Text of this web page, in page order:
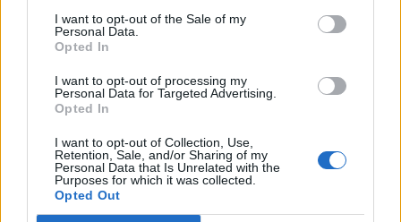
I want to opt-out of the Sale of my
Personal Data.
Opted In
I want to opt-out of processing my
Personal Data for Targeted Advertising.
Opted In
I want to opt-out of Collection, Use,
Retention, Sale, and/or Sharing of my
Personal Data that Is Unrelated with the
Purposes for which it was collected.
Opted Out
ΕΡΓΑΣΙΑ & ΣΥΝΤΑΞΗ
Συντάξεις χηρείας: Ποιοι θα δουν διπλάσιο